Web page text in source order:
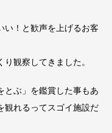
い！と歓声を上げるお客
観察してきました。
とぶ」を鑑賞した事もあ
観れるってスゴイ施設だ